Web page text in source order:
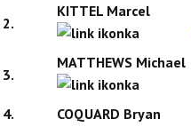
2.
KITTEL Marcel
3.
MATTHEWS Michael
4. COQUARD Bryan